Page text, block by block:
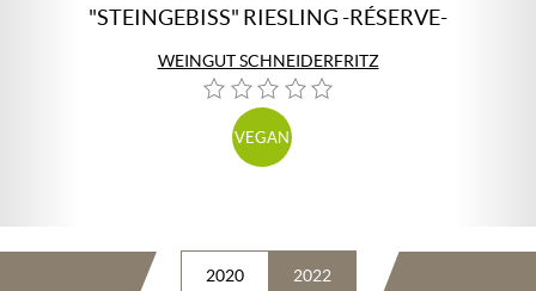
"STEINGEBISS" RIESLING -RÉSERVE-
WEINGUT SCHNEIDERFRITZ
VEGAN
2020 2022